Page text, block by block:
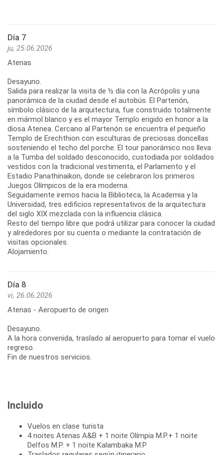
Día 7
ju, 25.06.2026
Atenas
Desayuno.
Salida para realizar la visita de ½ día con la Acrópolis y una
panorámica de la ciudad desde el autobús. El Partenón,
símbolo clásico de la arquitectura, fue construido totalmente
en mármol blanco y es el mayor Templo erigido en honor a la
diosa Atenea. Cercano al Partenón se encuentra el pequeño
Templo de Erechthion con esculturas de preciosas doncellas
sosteniendo el techo del porche. El tour panorámico nos lleva
a la Tumba del soldado desconocido, custodiada por soldados
vestidos con la tradicional vestimenta, el Parlamento y el
Estadio Panathinaikon, donde se celebraron los primeros
Juegos Olímpicos de la era moderna.
Seguidamente iremos hacia la Biblioteca, la Academia y la
Universidad, tres edificios representativos de la arquitectura
del siglo XIX mezclada con la influencia clásica.
Resto del tiempo libre que podrá utilizar para conocer la ciudad
y alrededores por su cuenta o mediante la contratación de
visitas opcionales.
Alojamiento.
Día 8
vi, 26.06.2026
Atenas - Aeropuerto de origen
Desayuno.
A la hora convenida, traslado al aeropuerto para tomar el vuelo
regreso.
Fin de nuestros servicios.
Incluido
Vuelos en clase turista
4 noites Atenas A&B + 1 noite Olímpia M.P.+ 1 noite
Delfos M.P. + 1 noite Kalambaka M.P